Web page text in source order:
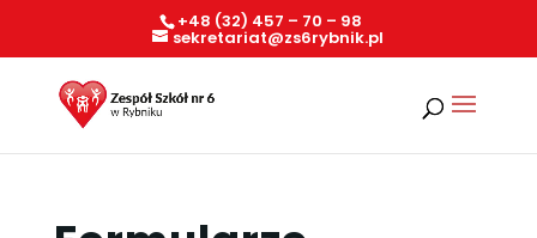
+48 (32) 457 – 70 – 98
sekretariat@zs6rybnik.pl